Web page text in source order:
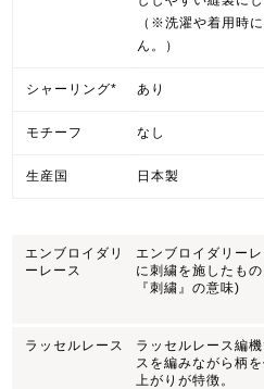
（※洗濯や着用時
ん。）
シャーリング* あり
モチーフ なし
生産国 日本製
エンブロイダリ
ーレース
エンブロイダリー
に刺繍を施したも
『刺繍』の意味)
ラッセルレース
ラッセルレース編
スを編みながら柄
上がりが特徴。